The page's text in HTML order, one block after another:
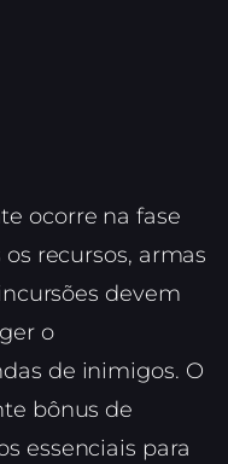
ocorre na fase
recursos, armas
devem
o
de inimigos. O
bônus de
essenciais para